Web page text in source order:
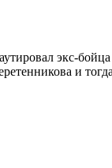
экс-
и